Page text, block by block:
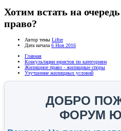
Хотим встать на
право?
Автор темы Lifter
Дата начала 6 Ноя 2016
Главная
Консультации юристов по категориям
Жилищное право - жилищные споры
Улучшение жилищных условий
ДОБРО
ФОРУМ